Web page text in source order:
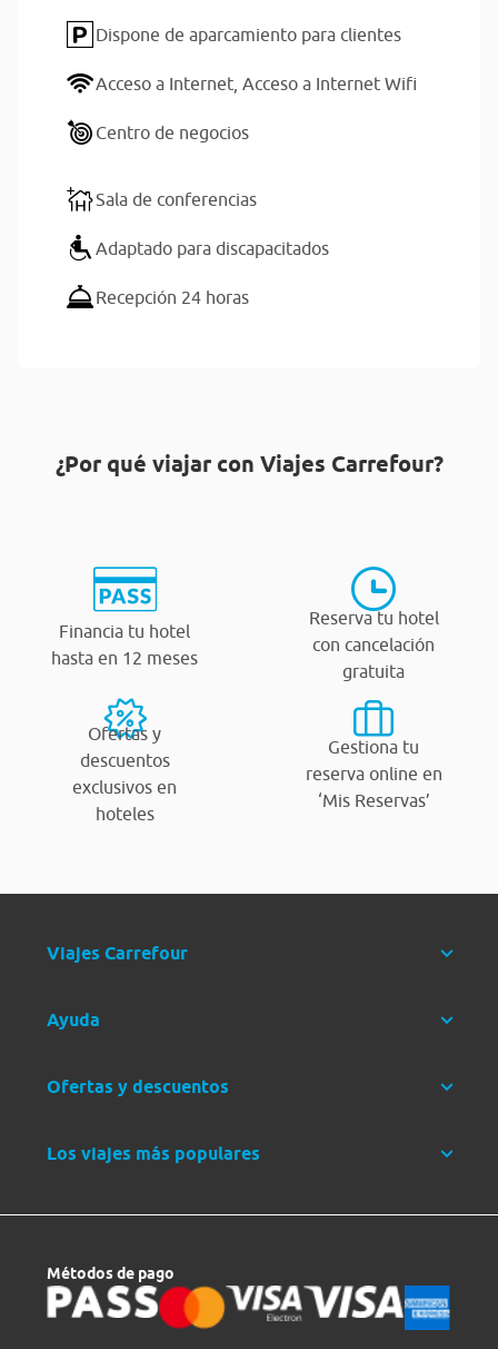
Dispone de aparcamiento para clientes
Acceso a Internet, Acceso a Internet Wifi
Centro de negocios
Sala de conferencias
Adaptado para discapacitados
Recepción 24 horas
¿Por qué viajar con Viajes Carrefour?
Financia tu hotel
hasta en 12 meses
Reserva tu hotel
con cancelación
gratuita
Ofertas y
descuentos
exclusivos en
hoteles
Gestiona tu
reserva online en
‘Mis Reservas’
Viajes Carrefour
Ayuda
Ofertas y descuentos
Los viajes más populares
Métodos de pago